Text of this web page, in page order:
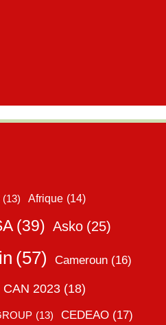
(13) Afrique (14)
(39) Asko (25)
(57) Cameroun (16)
CAN 2023 (18)
(13) CEDEAO (17)